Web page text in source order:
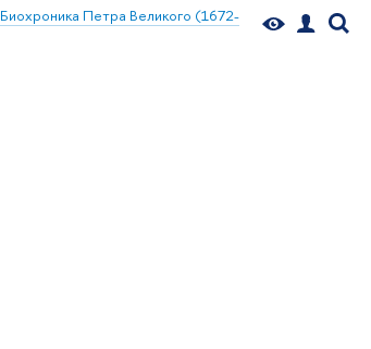
Биохроника Петра Великого (1672-